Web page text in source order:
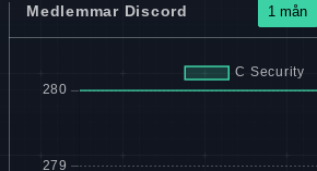
Medlemmar Discord 1 mån